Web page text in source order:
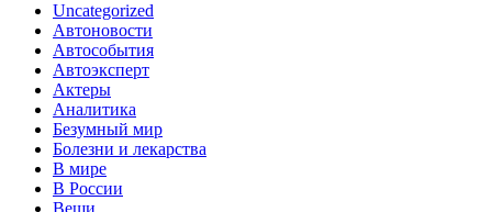
Uncategorized
Автоновости
Автособытия
Автоэксперт
Актеры
Аналитика
Безумный мир
Болезни и лекарства
В мире
В России